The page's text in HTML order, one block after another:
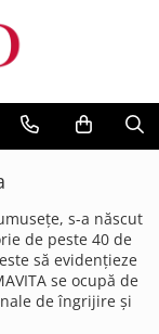
s-a născut
de peste 40 de
să evidențieze
se ocupă de
de îngrijire și